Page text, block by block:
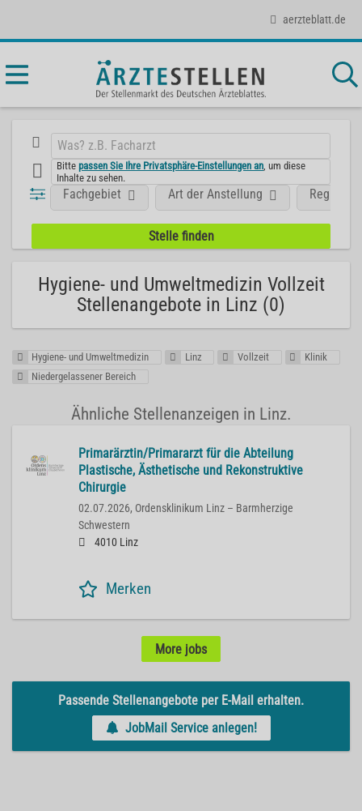
aerzteblatt.de
Bittepassen Sie Ihre Privatsphäre-Einstellungen an , um diese
Inhalte zu sehen.
Fachgebiet Art der Anstellung Region
Hygiene- und Umweltmedizin Vollzeit
Stellenangebote in Linz (0)
Hygiene- und Umweltmedizin Linz Vollzeit
Klinik
Niedergelassener Bereich
Ähnliche Stellenanzeigen in Linz.
Primarärztin/Primararzt für die Abteilung
Plastische, Ästhetische und Rekonstruktive
Chirurgie
02.07.2026, Ordensklinikum Linz – Barmherzige
Schwestern
4010 Linz
Merken
More jobs
Passende Stellenangebote per E-Mail erhalten.
JobMail Service anlegen!